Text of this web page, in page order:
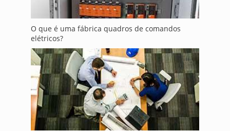
O que é uma fábrica quadros de comandos
elétricos?